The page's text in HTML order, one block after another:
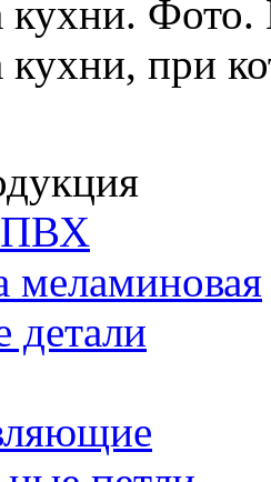
кухни. Фото.
при
ПВХ
меламиновая
детали